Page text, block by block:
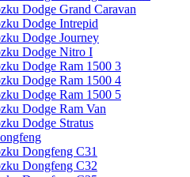
Dodge Grand Caravan
Dodge Intrepid
Dodge Journey
Dodge Nitro I
Dodge Ram 1500 3
Dodge Ram 1500 4
Dodge Ram 1500 5
Dodge Ram Van
Dodge Stratus
Dongfeng C31
Dongfeng C32